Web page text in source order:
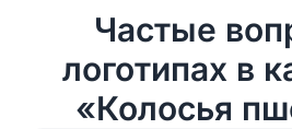
Частые
логотипах в
«Колосья